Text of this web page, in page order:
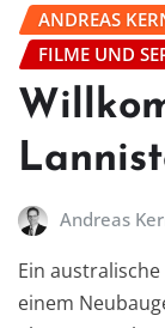
ANDREAS
FILME UND
Andreas
Ein
einem